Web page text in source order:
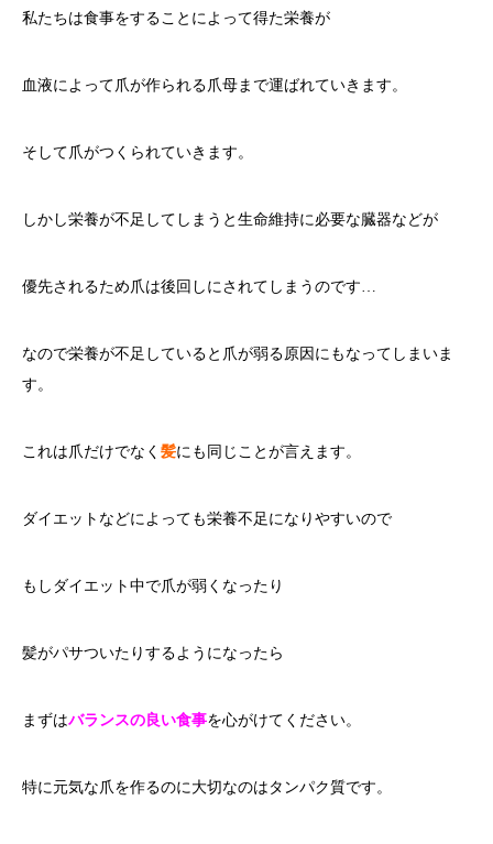
私たちは食事をすることによって得た栄養が
血液によって爪が作られる爪母まで運ばれていきます。
そして爪がつくられていきます。
しかし栄養が不足してしまうと生命維持に必要な臓器などが
優先されるため爪は後回しにされてしまうのです…
なので栄養が不足していると爪が弱る原因にもなってしまいま
す。
これは爪だけでなく 髪にも同じことが言えます。
ダイエットなどによっても栄養不足になりやすいので
もしダイエット中で爪が弱くなったり
髪がパサついたりするようになったら
まずはバランスの良い食事を心がけてください。
特に元気な爪を作るのに大切なのはタンパク質です。